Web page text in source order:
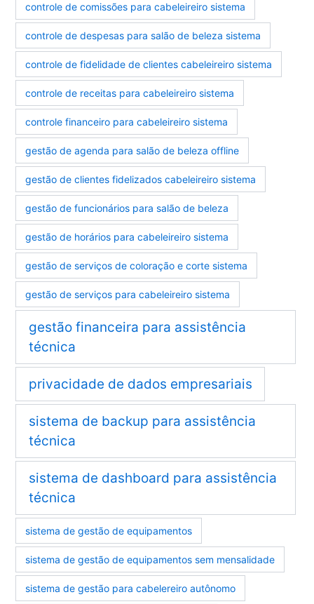
controle de comissões para cabeleireiro sistema
controle de despesas para salão de beleza sistema
controle de fidelidade de clientes cabeleireiro sistema
controle de receitas para cabeleireiro sistema
controle financeiro para cabeleireiro sistema
gestão de agenda para salão de beleza offline
gestão de clientes fidelizados cabeleireiro sistema
gestão de funcionários para salão de beleza
gestão de horários para cabeleireiro sistema
gestão de serviços de coloração e corte sistema
gestão de serviços para cabeleireiro sistema
gestão financeira para assistência
técnica
privacidade de dados empresariais
sistema de backup para assistência
técnica
sistema de dashboard para assistência
técnica
sistema de gestão de equipamentos
sistema de gestão de equipamentos sem mensalidade
sistema de gestão para cabelereiro autônomo